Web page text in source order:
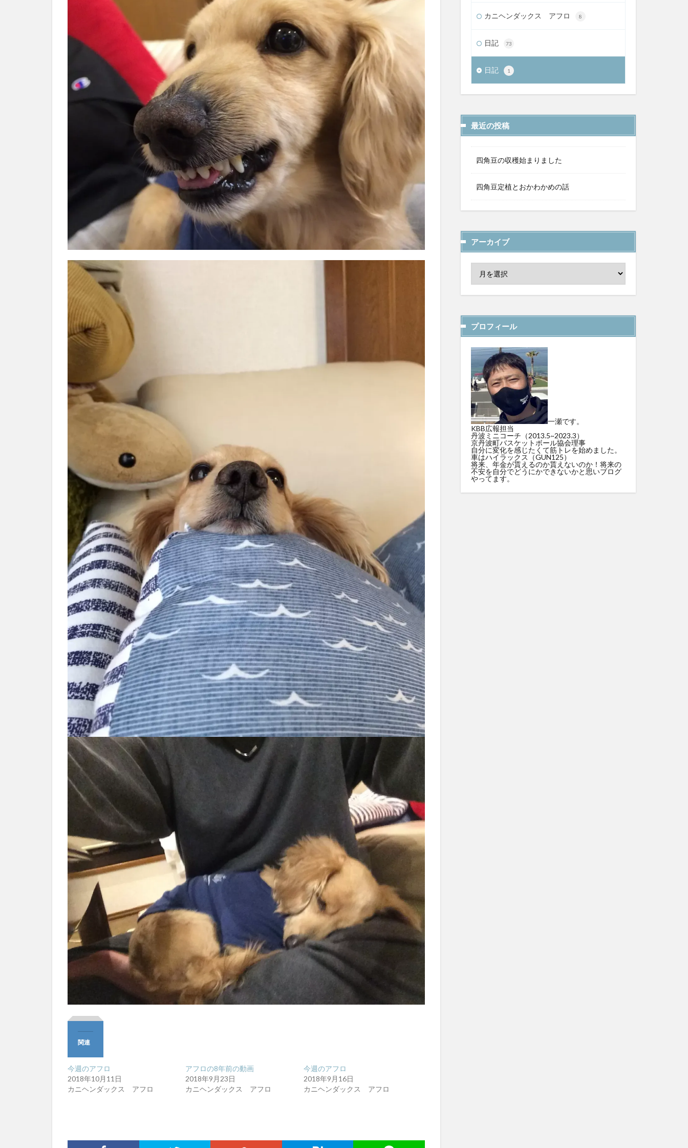
関連
今週のアフロ
2018年10月11日
カニヘンダックス アフロ
アフロの8年前の動画
2018年9月23日
カニヘンダックス アフロ
今週のアフロ
2018年9月16日
カニヘンダックス アフロ
カニヘンダックス アフロ 8
日記 73
日記 1
最近の投稿
四角豆の収穫始まりました
四角豆定植とおかわかめの話
アーカイブ
プロフィール
一瀬です。
KBB広報担当
丹波ミニコーチ（2013.5~2023.3）
京丹波町バスケットボール協会理事
自分に変化を感じたくて筋トレを始めました。
車はハイラックス（GUN125）
将来、年金が貰えるのか貰えないのか！将来の
不安を自分でどうにかできないかと思いブログ
やってます。